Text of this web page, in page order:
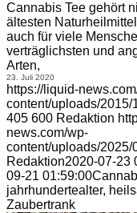
Cannabis Tee gehört
ältesten
auch für viele
verträglichsten und
Arten,
23. Juli 2020
https://liquid-
content/uploads/2015/
405 600 Redaktion
news.com/wp-
content/uploads/2025/
Redaktion2020-07-23
09-21 01:59:00
jahrhundertealter,
Zaubertrank